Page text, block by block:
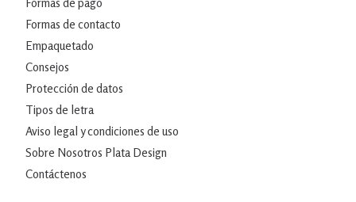
Formas de contacto
Empaquetado
Consejos
Protección de datos
Tipos de letra
Aviso legal y condiciones de uso
Sobre Nosotros Plata Design
Contáctenos